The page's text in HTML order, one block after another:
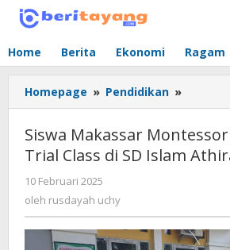
Lewati
Home Berita Ekonomi Ragam
Homepage » Pendidikan »
School
Ikuti
Islam
Siswa Makassar
Trial Class di SD Islam
10 Februari 2025
rusdayah
uchy
oleh rusdayah uchy